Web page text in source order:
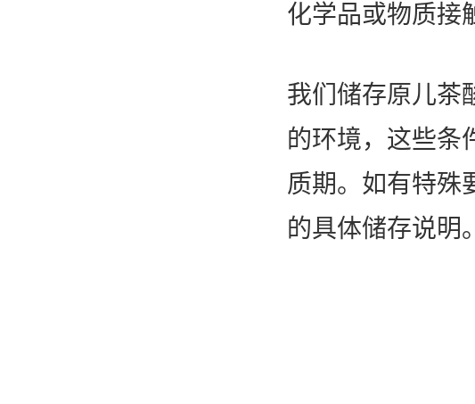
化学品或物质接
我们储存原儿茶
的环境，这些条
质期。如有特殊
的具体储存说明。